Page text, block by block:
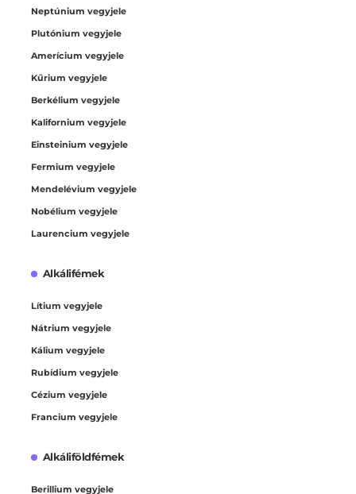
Neptúnium vegyjele
Plutónium vegyjele
Amerícium vegyjele
Kűrium vegyjele
Berkélium vegyjele
Kalifornium vegyjele
Einsteinium vegyjele
Fermium vegyjele
Mendelévium vegyjele
Nobélium vegyjele
Laurencium vegyjele
Alkálifémek
Lítium vegyjele
Nátrium vegyjele
Kálium vegyjele
Rubídium vegyjele
Cézium vegyjele
Francium vegyjele
Alkáliföldfémek
Berillium vegyjele